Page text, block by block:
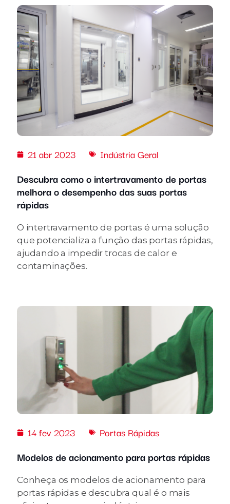
21 abr 2023 Indústria Geral
Descubra como o intertravamento de portas
melhora o desempenho das suas portas
rápidas
O intertravamento de portas é uma solução
que potencializa a função das portas rápidas,
ajudando a impedir trocas de calor e
contaminações.
14 fev 2023 Portas Rápidas
Modelos de acionamento para portas rápidas
Conheça os modelos de acionamento para
portas rápidas e descubra qual é o mais